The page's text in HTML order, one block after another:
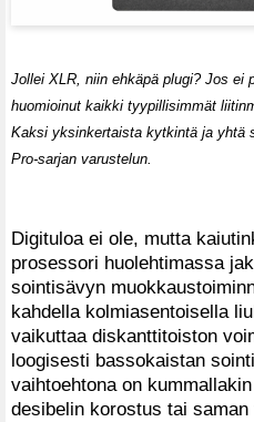
Jollei XLR, niin ehkäpä plugi? Jos ei
huomioinut kaikki tyypillisimmät
Kaksi yksinkertaista kytkintä ja yhtä
Pro-sarjan varustelun.
Digituloa ei ole, mutta
prosessori huolehtimassa
sointisävyn
kahdella kolmiasentoisella
vaikuttaa diskanttitoiston
loogisesti bassokaistan
vaihtoehtona on
desibelin korostus tai